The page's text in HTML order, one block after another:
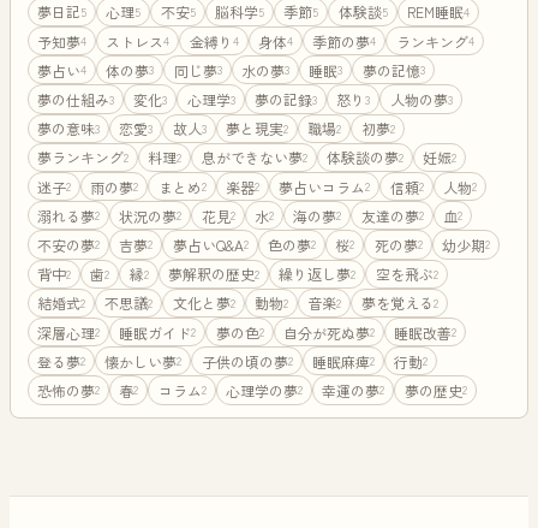
夢日記5 心理5 不安5 脳科学5 季節5 体験談5 REM睡眠4
予知夢4 ストレス4 金縛り 4 身体4 季節の夢4 ランキング4
夢占い4 体の夢3 同じ夢3 水の夢3 睡眠3 夢の記憶3
夢の仕組み3 変化3 心理学3 夢の記録3 怒り3 人物の夢3
夢の意味3 恋愛3 故人3 夢と現実2 職場2 初夢2
夢ランキング2 料理2 息ができない夢2 体験談の夢2 妊娠2
迷子2 雨の夢2 まとめ2 楽器2 夢占いコラム2 信頼2 人物2
溺れる夢2 状況の夢2 花見2 水2 海の夢2 友達の夢2 血2
不安の夢2 吉夢2 夢占いQ&A2 色の夢2 桜2 死の夢2 幼少期2
背中2 歯2 縁2 夢解釈の歴史2 繰り返し夢2 空を飛ぶ2
結婚式2 不思議2 文化と夢2 動物2 音楽2 夢を覚える2
深層心理2 睡眠ガイド2 夢の色2 自分が死ぬ夢2 睡眠改善2
登る夢2 懐かしい夢2 子供の頃の夢2 睡眠麻痺2 行動2
恐怖の夢2 春2 コラム2 心理学の夢2 幸運の夢2 夢の歴史2